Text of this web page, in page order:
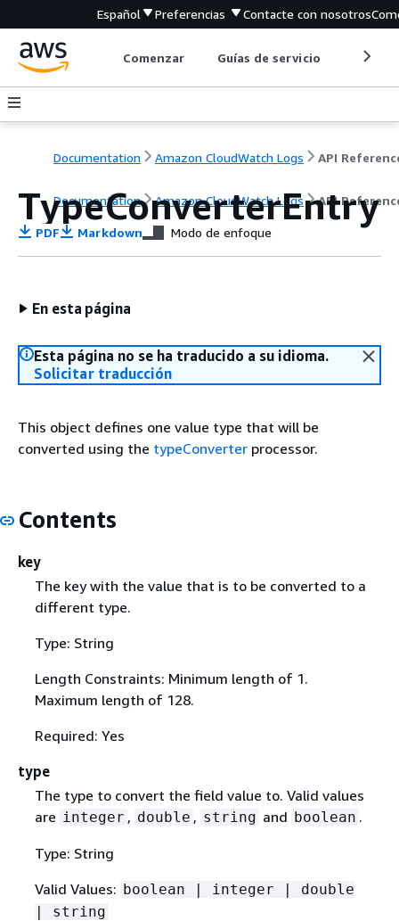
Español Preferencias Contacte con nosotros
Comenzar Guías de servicio
Documentation Amazon CloudWatch Logs API
Documentation Amazon CloudWatch Logs API
TypeConverterEntry
PDF Markdown Modo de enfoque
En esta página
Esta página no se ha traducido a su idioma.
Solicitar traducción
This object defines one value type that will be
converted using the typeConverter processor.
Contents
key
The key with the value that is to be converted to a
different type.
Type: String
Length Constraints: Minimum length of 1.
Maximum length of 128.
Required: Yes
type
The type to convert the field value to. Valid values
are integer , double , string and boolean .
Type: String
Valid Values: boolean | integer | double
| string